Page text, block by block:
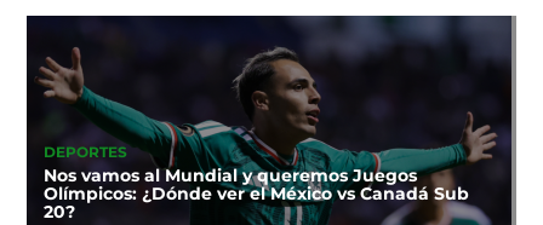
DEPORTES
Nos vamos al Mundial y queremos Juegos
Olímpicos: ¿Dónde ver el México vs Canadá Sub
20?